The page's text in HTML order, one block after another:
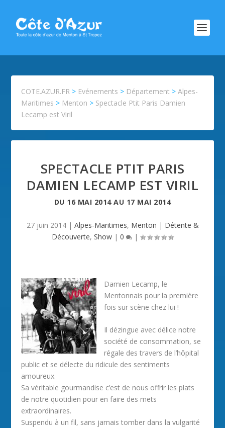
COTE.AZUR.FR > Evénements > Département >Alpes-
Maritimes > Menton > Spectacle Ptit Paris Damien
Lecamp est Viril
SPECTACLE PTIT PARIS
DAMIEN LECAMP EST VIRIL
DU 16 MAI 2014AU 17 MAI 2014
27 juin 2014| Alpes-Maritimes, Menton | Détente &
Découverte, Show | 0 |
Damien Lecamp, le
Mentonnais pour la première
fois sur scène chez lui !
Il dézingue avec délice notre
société de consommation, se
régale des travers de l’hôpital
public et se délecte du ridicule des sentiments
amoureux.
Sa véritable gourmandise c’est de nous offrir les plats
de notre quotidien pour en faire des mets
extraordinaires.
Suspendu à un fil, sans jamais tomber dans la vulgarité